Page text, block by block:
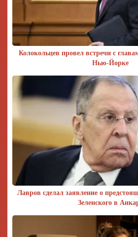
Колокольцев провел встречи с
Нью-Йорке
Лавров сделал заявление о
Зеленского в